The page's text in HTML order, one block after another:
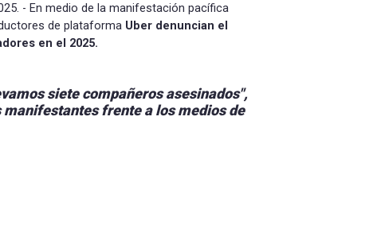
- En medio de la manifestación pacífica
de plataforma Uber denuncian el
en el 2025.
siete compañeros asesinados",
manifestantes frente a los medios de